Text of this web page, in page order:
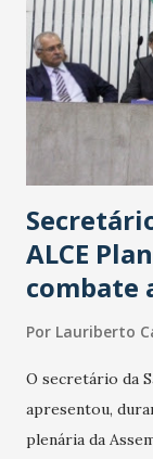
ALCE
combate
Por Lauriberto
O secretário da
apresentou,
plenária da